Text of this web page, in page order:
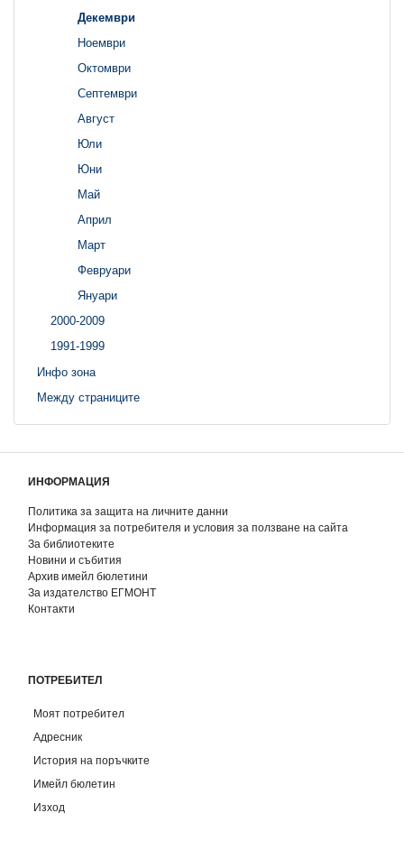
Декември
Ноември
Октомври
Септември
Август
Юли
Юни
Май
Април
Март
Февруари
Януари
2000-2009
1991-1999
Инфо зона
Между страниците
ИНФОРМАЦИЯ
Политика за защита на личните данни
Информация за потребителя и условия за ползване на сайта
За библиотеките
Новини и събития
Архив имейл бюлетини
За издателство ЕГМОНТ
Контакти
ПОТРЕБИТЕЛ
Моят потребител
Адресник
История на поръчките
Имейл бюлетин
Изход